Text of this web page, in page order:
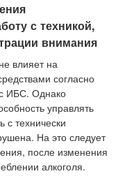
с техникой,
внимания
влияет на
согласно
с ИБС. Однако
управлять
с технически
На это следует
после изменения
алкоголя.